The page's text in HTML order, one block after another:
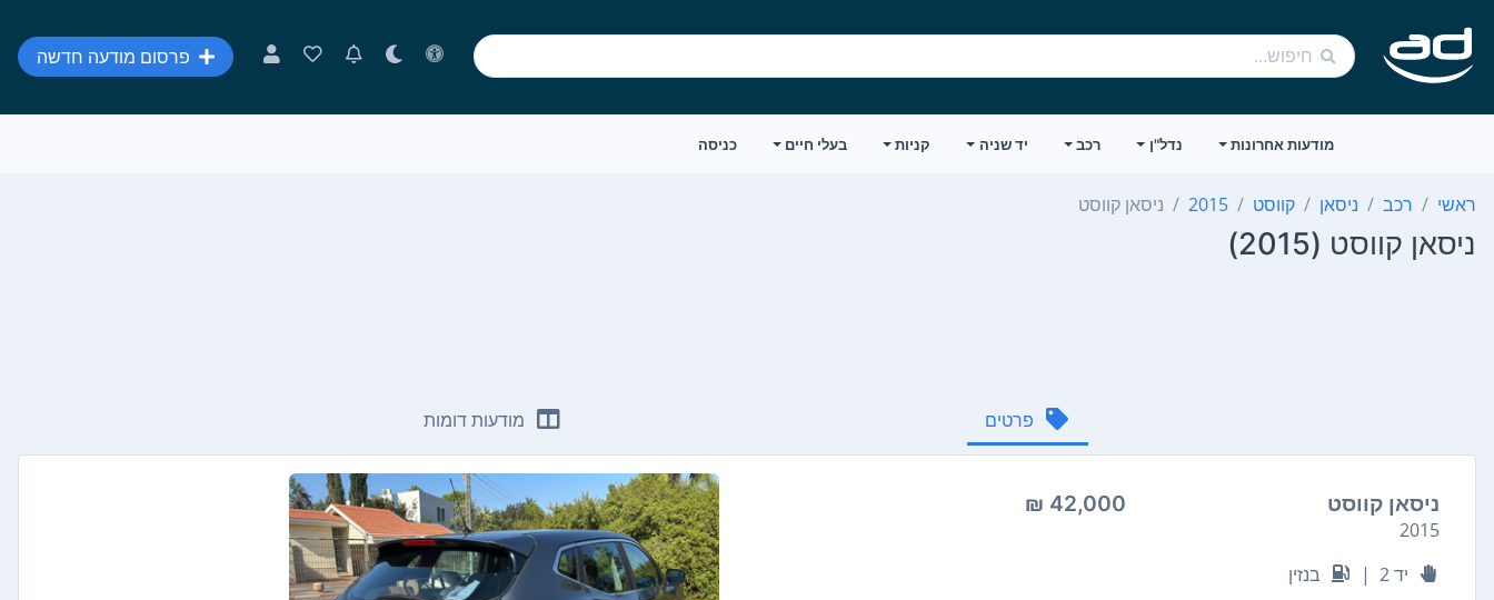
פרסום מודעה חדשה
מודעות אחרונות נדל"ן רכב יד שניה קניות בעלי חיים כניסה
ראשי רכב ניסאן קווסט 2015 ניסאן קווסט
ניסאן קווסט (2015)
פרטים מודעות דומות
ניסאן קווסט 42,000 ₪
2015
יד 2
|
בנזין